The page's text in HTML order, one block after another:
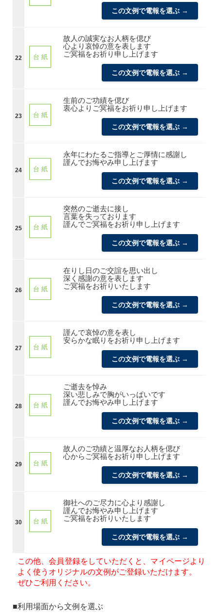
この文例で電報を選ぶ →
22 台 紙
故人の誠実なお人柄を偲び
心より哀悼の意を表します
ご冥福をお祈り申し上げます
この文例で電報を選ぶ →
23 台 紙
生前のご功績を偲び
衷心よりご冥福をお祈り申し上げます
この文例で電報を選ぶ →
24 台 紙
永年にわたるご指導とご厚情に感謝し
謹んでお悔やみ申し上げます
この文例で電報を選ぶ →
25 台 紙
突然のご逝去に接し
言葉を失っております
謹んでご冥福をお祈り申し上げます
この文例で電報を選ぶ →
26 台 紙
在りし日のご交誼を思い出し
深く感謝の意を表します
ご冥福をお祈りいたします
この文例で電報を選ぶ →
27 台 紙
謹んで哀悼の意を表し
安らかな眠りをお祈り申し上げます
この文例で電報を選ぶ →
28 台 紙
ご逝去を悼み
深い悲しみで胸がいっぱいです
謹んでお悔やみ申し上げます
この文例で電報を選ぶ →
29 台 紙
故人のご功績と温厚なお人柄を偲び
心からご冥福をお祈り申し上げます
この文例で電報を選ぶ →
30 台 紙
御社へのご尽力に心より感謝し
謹んでお悔やみ申し上げます
ご冥福をお祈りいたします
この文例で電報を選ぶ →
この他、会員登録をしていただくと、マイページより
よく使うオリジナルの文例がご登録いただけます。
ぜひご利用ください。
■利用場面から文例を選ぶ